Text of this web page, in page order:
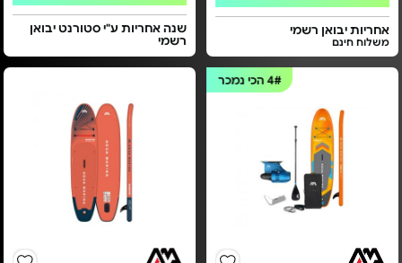
אחריות יבואן רשמי
משלוח חינם
שנה אחריות ע"י סטורנט יבואן
רשמי
4#הכי נמכר